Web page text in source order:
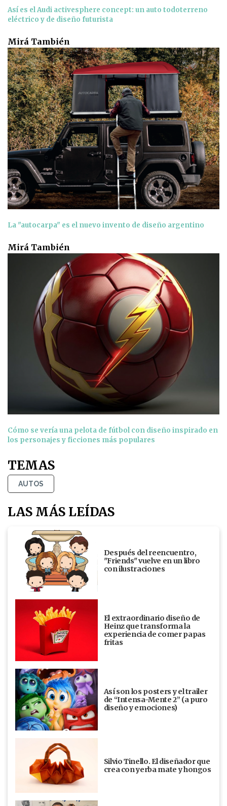
Así es el Audi activesphere concept: un auto todoterreno
eléctrico y de diseño futurista
Mirá También
La "autocarpa" es el nuevo invento de diseño argentino
Mirá También
Cómo se vería una pelota de fútbol con diseño inspirado en
los personajes y ficciones más populares
TEMAS
AUTOS
LAS MÁS LEÍDAS
Después del reencuentro,
"Friends" vuelve en un libro
con ilustraciones
El extraordinario diseño de
Heinz que transforma la
experiencia de comer papas
fritas
Así son los posters y el trailer
de “Intensa-Mente 2” (a puro
diseño y emociones)
Silvio Tinello. El diseñador que
crea con yerba mate y hongos